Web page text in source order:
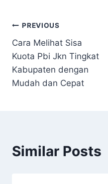
Navigasi
pos
PREVIOUS
Cara Melihat Sisa
Kuota Pbi Jkn Tingkat
Kabupaten dengan
Mudah dan Cepat
Similar Posts